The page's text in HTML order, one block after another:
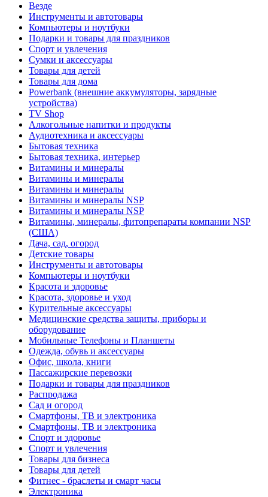
Везде
Инструменты и автотовары
Компьютеры и ноутбуки
Подарки и товары для праздников
Спорт и увлечения
Сумки и аксессуары
Товары для детей
Товары для дома
Powerbank (внешние аккумуляторы, зарядные
устройства)
TV Shop
Алкогольные напитки и продукты
Аудиотехника и аксессуары
Бытовая техника
Бытовая техника, интерьер
Витамины и минералы
Витамины и минералы
Витамины и минералы
Витамины и минералы NSP
Витамины и минералы NSP
Витамины, минералы, фитопрепараты компании NSP
(США)
Дача, сад, огород
Детские товары
Инструменты и автотовары
Компьютеры и ноутбуки
Красота и здоровье
Красота, здоровье и уход
Курительные аксессуары
Медицинские средства защиты, приборы и
оборудование
Мобильные Телефоны и Планшеты
Одежда, обувь и аксессуары
Офис, школа, книги
Пассажирские перевозки
Подарки и товары для праздников
Распродажа
Сад и огород
Смартфоны, ТВ и электроника
Смартфоны, ТВ и электроника
Спорт и здоровье
Спорт и увлечения
Товары для бизнеса
Товары для детей
Фитнес - браслеты и смарт часы
Электроника